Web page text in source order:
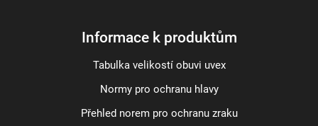
Informace k produktům
Tabulka velikostí obuvi uvex
Normy pro ochranu hlavy
Přehled norem pro ochranu zraku